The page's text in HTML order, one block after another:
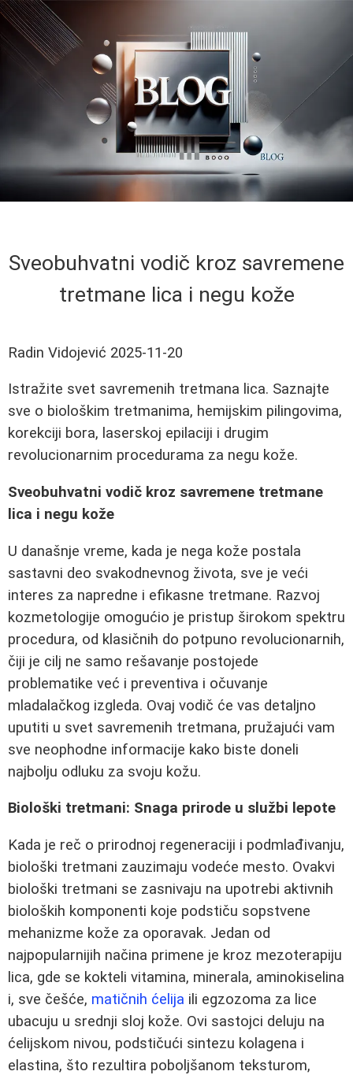
Sveobuhvatni vodič kroz savremene
tretmane lica i negu kože
Radin Vidojević 2025-11-20
Istražite svet savremenih tretmana lica. Saznajte
sve o biološkim tretmanima, hemijskim pilingovima,
korekciji bora, laserskoj epilaciji i drugim
revolucionarnim procedurama za negu kože.
Sveobuhvatni vodič kroz savremene tretmane
lica i negu kože
U današnje vreme, kada je nega kože postala
sastavni deo svakodnevnog života, sve je veći
interes za napredne i efikasne tretmane. Razvoj
kozmetologije omogućio je pristup širokom spektru
procedura, od klasičnih do potpuno revolucionarnih,
čiji je cilj ne samo rešavanje postojede
problematike već i preventiva i očuvanje
mladalačkog izgleda. Ovaj vodič će vas detaljno
uputiti u svet savremenih tretmana, pružajući vam
sve neophodne informacije kako biste doneli
najbolju odluku za svoju kožu.
Biološki tretmani: Snaga prirode u službi lepote
Kada je reč o prirodnoj regeneraciji i podmlađivanju,
biološki tretmani zauzimaju vodeće mesto. Ovakvi
biološki tretmani se zasnivaju na upotrebi aktivnih
bioloških komponenti koje podstiču sopstvene
mehanizme kože za oporavak. Jedan od
najpopularnijih načina primene je kroz mezoterapiju
lica, gde se kokteli vitamina, minerala, aminokiselina
i, sve češće, matičnih ćelija ili egzozoma za lice
ubacuju u srednji sloj kože. Ovi sastojci deluju na
ćelijskom nivou, podstičući sintezu kolagena i
elastina, što rezultira poboljšanom teksturom,